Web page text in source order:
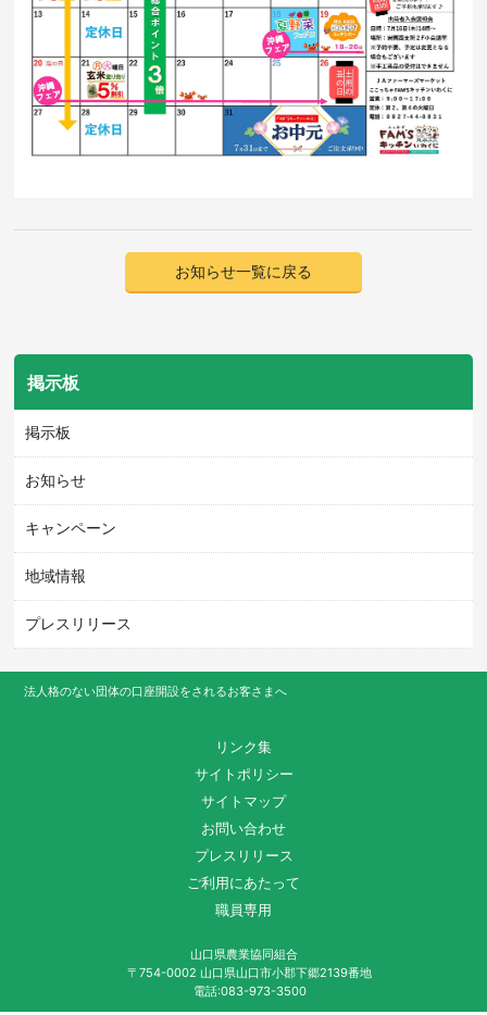
お知らせ一覧に戻る
掲示板
掲示板
お知らせ
キャンペーン
地域情報
プレスリリース
法人格のない団体の口座開設をされるお客さまへ
リンク集
サイトポリシー
サイトマップ
お問い合わせ
プレスリリース
ご利用にあたって
職員専用
山口県農業協同組合
〒754-0002 山口県山口市小郡下郷2139番地
電話:083-973-3500